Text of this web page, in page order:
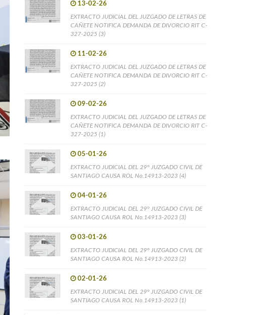
13-02-26
EXTRACTO JUDICIAL DEL JUZGADO DE LETRAS DE
CAÑETE NOTIFICA DEMANDA DE DIVORCIO RIT C-
327-2025 (3)
11-02-26
EXTRACTO JUDICIAL DEL JUZGADO DE LETRAS DE
CAÑETE NOTIFICA DEMANDA DE DIVORCIO RIT C-
327-2025 (2)
09-02-26
EXTRACTO JUDICIAL DEL JUZGADO DE LETRAS DE
CAÑETE NOTIFICA DEMANDA DE DIVORCIO RIT C-
327-2025 (1)
05-01-26
EXTRACTO JUDICIAL DEL 29° JUZGADO CIVIL DE
SANTIAGO CAUSA ROL No.14913-2023 (4)
04-01-26
EXTRACTO JUDICIAL DEL 29° JUZGADO CIVIL DE
SANTIAGO CAUSA ROL No.14913-2023 (3)
03-01-26
EXTRACTO JUDICIAL DEL 29° JUZGADO CIVIL DE
SANTIAGO CAUSA ROL No.14913-2023 (2)
02-01-26
EXTRACTO JUDICIAL DEL 29° JUZGADO CIVIL DE
SANTIAGO CAUSA ROL No.14913-2023 (1)